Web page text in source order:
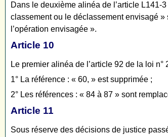
Dans le deuxième alinéa de l’article L141-
classement ou le déclassement envisagé
l’opération envisagée ».
Article 10
Le premier alinéa de l’article 92 de la loi
1° La référence : « 60, » est supprimée ;
2° Les références : « 84 à 87 » sont
Article 11
Sous réserve des décisions de justice